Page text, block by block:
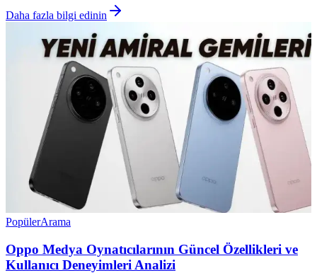
Daha fazla bilgi edinin
PopülerArama
Oppo Medya Oynatıcılarının Güncel Özellikleri ve
Kullanıcı Deneyimleri Analizi